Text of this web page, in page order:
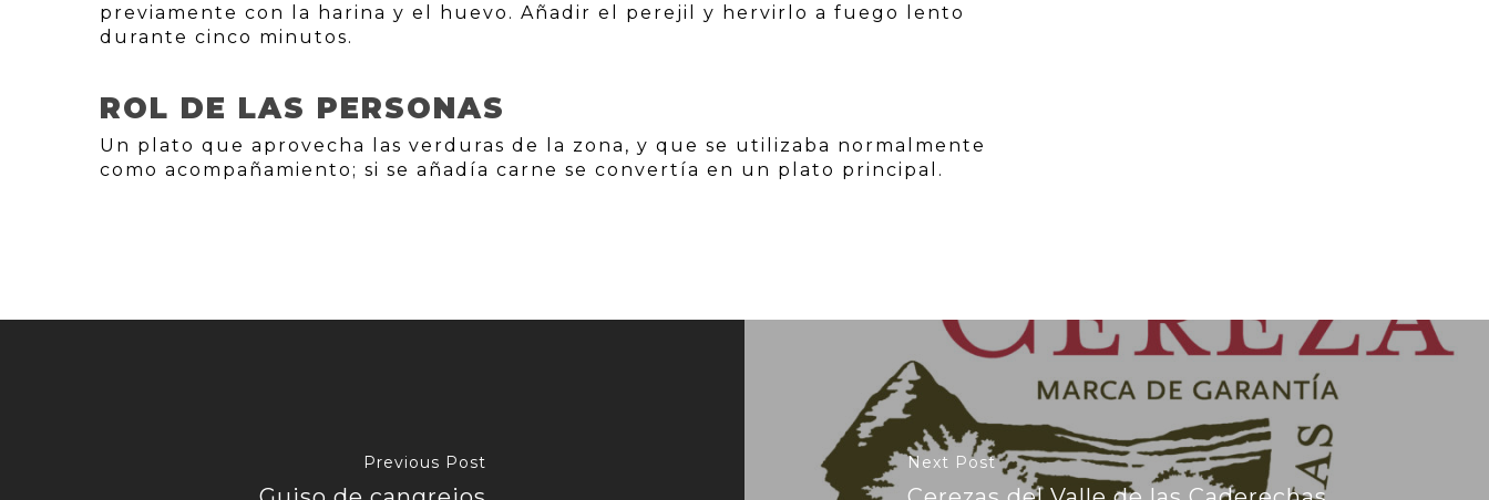
previamente con la harina y el huevo. Añadir el perejil y hervirlo a fuego lento
durante cinco minutos.
ROL DE LAS PERSONAS
Un plato que aprovecha las verduras de la zona, y que se utilizaba normalmente
como acompañamiento; si se añadía carne se convertía en un plato principal.
Previous Post Next Post